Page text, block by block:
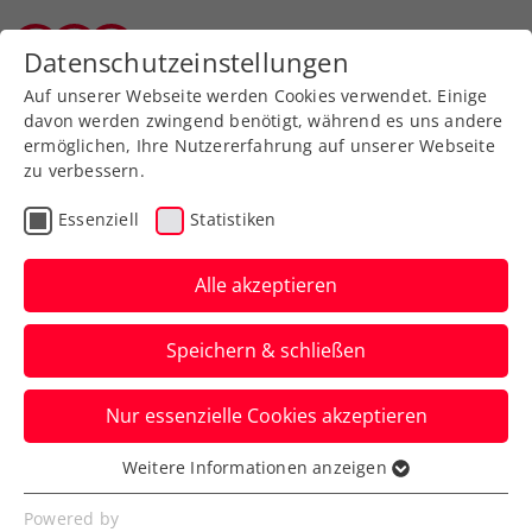
Zurück zur Newsübersicht
Turniere
Australisches Déjà-vu für
Schwärzler bei US Open
in New York
Der ÖTV-Youngster ist im Jugendbewerb
in Flushing Meadows nur im Doppel noch
im Rennen.
Verfasst von: Manuel Wachta, 05.09.2023
Datenschutzeinstellungen
Auf unserer Webseite werden Cookies verwendet. Einige
davon werden zwingend benötigt, während es uns andere
ermöglichen, Ihre Nutzererfahrung auf unserer Webseite
zu verbessern.
Essenziell Statistiken
Alle akzeptieren
Speichern & schließen
Nur essenzielle Cookies akzeptieren
Essenziell
Essenzielle Cookies werden für grundlegende
Weitere Informationen anzeigen
Powered by